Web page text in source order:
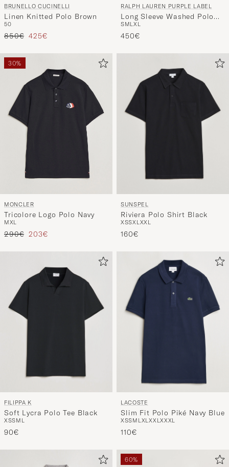
BRUNELLO CUCINELLI
Linen Knitted Polo Brown
50
Regulärer Preis
850€ Reduzierter Preis
425€
RALPH LAUREN PURPLE LABEL
Long Sleeve Washed Polo
Classic Cream
SMLXL
450€
30%
MONCLER
Tricolore Logo Polo Navy
MXL
Regulärer Preis
290€ Reduzierter Preis
203€
SUNSPEL
Riviera Polo Shirt Black
XSSXLXXL
160€
FILIPPA K
Soft Lycra Polo Tee Black
XSSM L
90€
LACOSTE
Slim Fit Polo Piké Navy Blue
XSSM LXLXXLXXXL
110€
60%